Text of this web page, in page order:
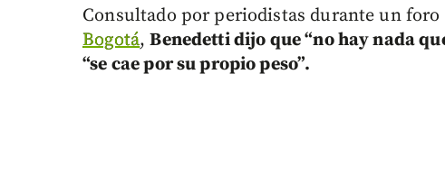
Consultado por periodistas durante un
Bogotá,Benedetti dijo que “no hay nada
“se cae por su propio peso”.